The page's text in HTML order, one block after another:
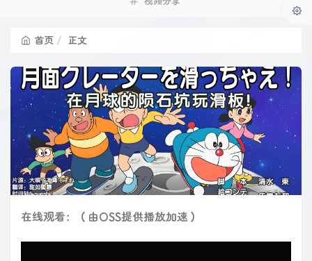
首页 正文
在线观看：（由OSS提供播放加速）